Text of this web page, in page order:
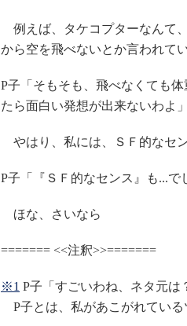
例えば、タケコプターなんて
から空を飛べないとか言われて
P子「そもそも、飛べなくても
たら面白い発想が出来ないわよ」
やはり、私には、ＳＦ的なセ
P子「『ＳＦ的なセンス』も...で
ほな、さいなら
======= <<注釈>>=======
※1 P子「すごいわね、ネタ元は
P子とは、私があこがれている